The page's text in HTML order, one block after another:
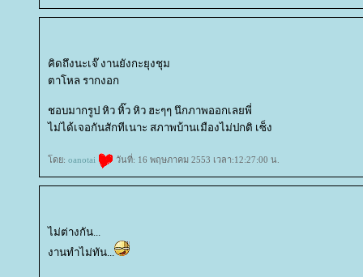
คิดถึงนะเจ๊ งานยังกะยุงชุม
ตาโหล รากงอก
ชอบมากรูป หิว หิ๊ว หิว ฮะๆๆ นึกภาพออกเลยพี่
ไม่ได้เจอกันสักทีเนาะ สภาพบ้านเมืองไม่ปกติ เซ็ง
ดย: oanotai วันที่: 16 พฤษภาคม 2553 เวลา:12:27:00 น.
ไม่ต่างกัน...
งานทำไม่ทัน...